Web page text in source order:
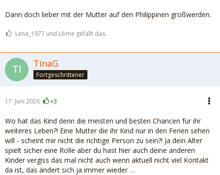
Dann doch lieber mit der Mutter auf den Philippinen großwerden.
Lena_1977 und Lilime gefällt das.
TinaG
Fortgeschrittener
17. Juni 2026 +3
Wo hat das Kind denn die meisten und besten Chancen für ihr
weiteres Leben?! Eine Mutter die ihr Kind nur in den Ferien sehen
will - scheint mir nicht die richtige Person zu sein?! Ja dein Alter
spielt sicher eine Rolle aber du hast hier auch deine anderen
Kinder vergiss das mal nicht auch wenn aktuell nicht viel Kontakt
da ist, das ändert sich ja immer wieder …